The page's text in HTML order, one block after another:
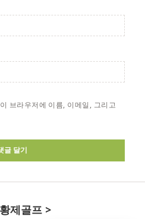
브라우저에 이름, 이메일, 그리고
제골프 >